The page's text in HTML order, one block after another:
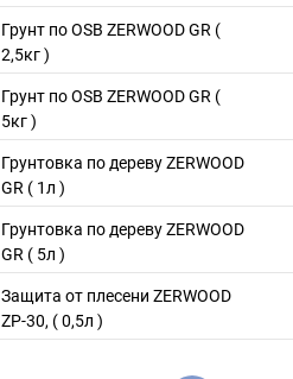
Грунт по OSB ZERWOOD GR (
2,5кг )
Грунт по OSB ZERWOOD GR (
5кг )
Грунтовка по дереву ZERWOOD
GR ( 1л )
Грунтовка по дереву ZERWOOD
GR ( 5л )
Защита от плесени ZERWOOD
ZP-30, ( 0,5л )